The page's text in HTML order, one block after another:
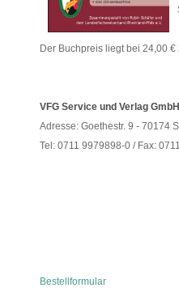
Der Buchpreis liegt bei 24,00 €
VFG Service und Verlag GmbH
Adresse: Goethestr. 9 - 70174
Tel: 0711 9979898-0 / Fax:
Bestellformular